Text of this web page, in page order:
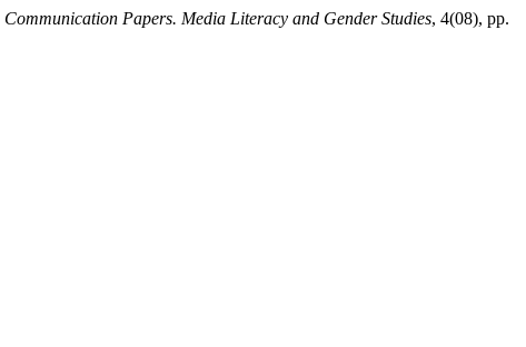
Communication Papers. Media Literacy and Gender Studies, 4(08), pp.